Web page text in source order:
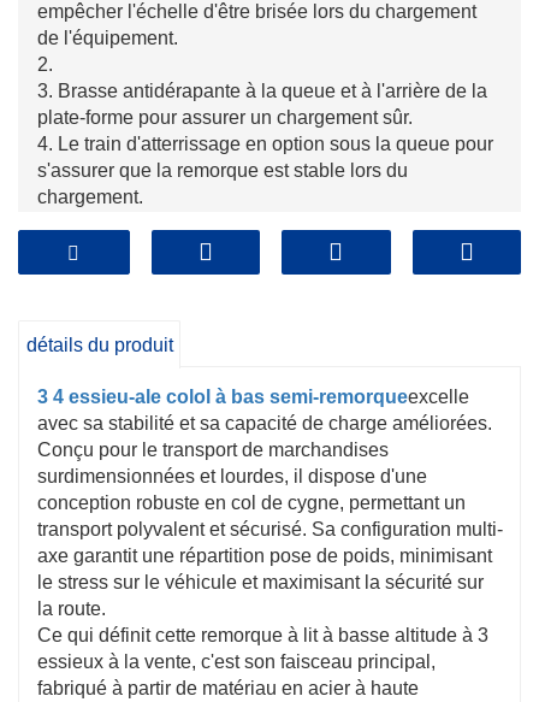
empêcher l'échelle d'être brisée lors du chargement
de l'équipement.
2.
3. Brasse antidérapante à la queue et à l'arrière de la
plate-forme pour assurer un chargement sûr.
4. Le train d'atterrissage en option sous la queue pour
s'assurer que la remorque est stable lors du
chargement.
de l'acier de canal.
Prix: 11900 USD - 15300 USD
détails du produit
3 4 essieu-ale colol à bas semi-remorqueexcelle
avec sa stabilité et sa capacité de charge améliorées.
Conçu pour le transport de marchandises
surdimensionnées et lourdes, il dispose d'une
conception robuste en col de cygne, permettant un
transport polyvalent et sécurisé. Sa configuration multi-
axe garantit une répartition pose de poids, minimisant
le stress sur le véhicule et maximisant la sécurité sur
la route.
Ce qui définit cette remorque à lit à basse altitude à 3
essieux à la vente, c'est son faisceau principal,
fabriqué à partir de matériau en acier à haute